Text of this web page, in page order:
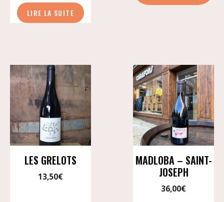
LIRE LA SUITE
de
LES GRELOTS
13,50€
MADLOBA – SAINT-
JOSEPH
36,00€